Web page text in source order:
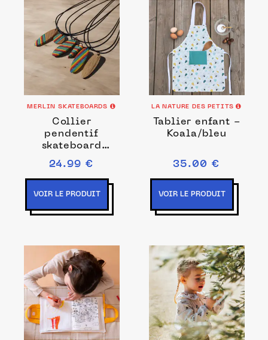
MERLIN SKATEBOARDS
Collier
pendentif
skateboard
recyclé
24.99 €
VOIR LE PRODUIT
LA NATURE DES PETITS
Tablier enfant -
Koala/bleu
35.00 €
VOIR LE PRODUIT